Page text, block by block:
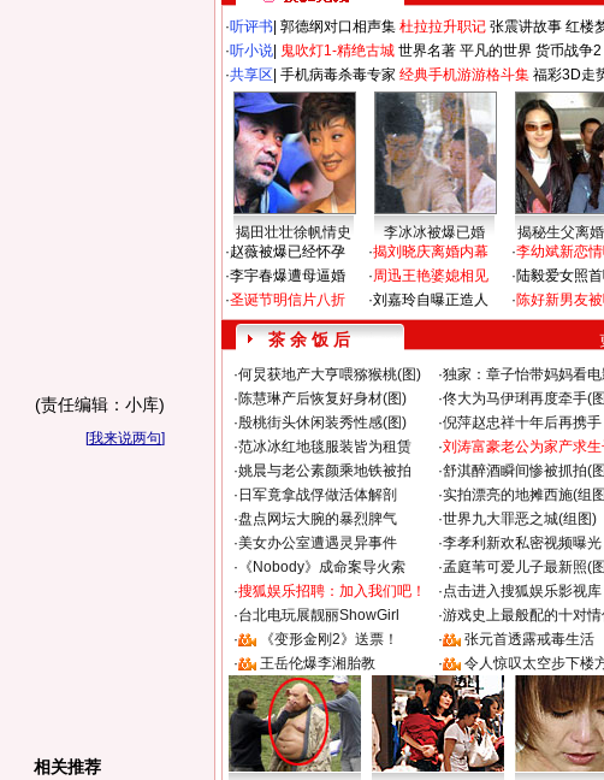
(责任编辑：小库)
[我来说两句]
相关推荐
·听评书 郭德纲对口相声集 杜拉拉升职记 张震讲故事 红楼
·听小说 鬼吹灯1-精绝古城 世界名著 平凡的世界 货币战争2
·共享区 手机病毒杀毒专家 经典手机游游格斗集 福彩3D走
揭田壮壮徐帆情史 李冰冰被爆已婚
揭秘生父离
·赵薇被爆已经怀孕
·李宇春爆遭母逼婚
·圣诞节明信片八折
·揭刘晓庆离婚内幕
·周迅王艳婆媳相见
·刘嘉玲自曝正造人
·李幼斌新恋
·陆毅爱女照
·陈好新男友
茶 余 饭 后
·何炅获地产大亨喂猕猴桃(图) ·独家：章子怡带妈妈看
·陈慧琳产后恢复好身材(图) ·佟大为马伊琍再度牵手(
·殷桃街头休闲装秀性感(图) ·倪萍赵忠祥十年后再携手
·范冰冰红地毯服装皆为租赁 ·刘涛富豪老公为家产求
·姚晨与老公素颜乘地铁被拍 ·舒淇醉酒瞬间惨被抓拍(
· 日军竟拿战俘做活体解剖 ·实拍漂亮的地摊西施(组
·盘点网坛大腕的暴烈脾气 ·世界九大罪恶之城(组图)
·美女办公室遭遇灵异事件 ·李孝利新欢私密视频曝光
· 《Nobody》成命案导火索 ·孟庭苇可爱儿子最新照(
·搜狐娱乐招聘：加入我们吧！ ·点击进入搜狐娱乐影视库
·台北电玩展靓丽ShowGirl ·游戏史上最般配的十对
·
《变形金刚2》送票！ ·
张元首透露戒毒生活
·
王岳伦爆李湘胎教 · 令人惊叹太空步下楼